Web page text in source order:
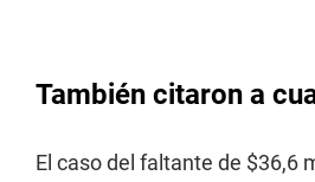
También citaron a
El caso del faltante de $36,6